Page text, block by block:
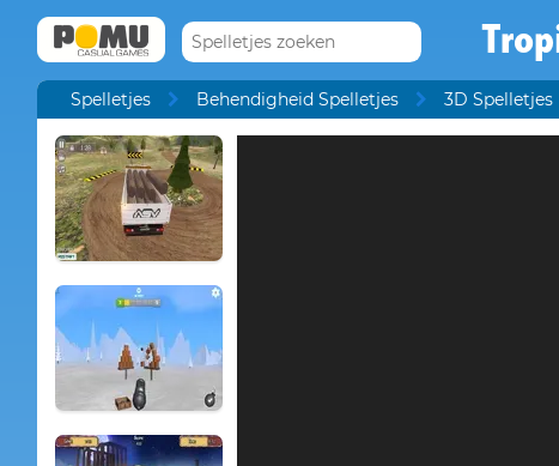
Spelletjes Behendigheid Spelletjes 3D Spelletjes